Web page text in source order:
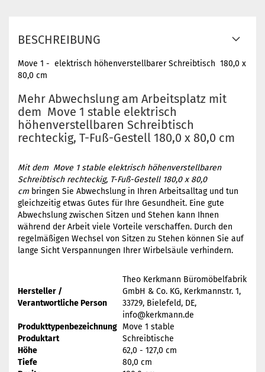
BESCHREIBUNG
Move 1 - elektrisch höhenverstellbarer Schreibtisch 180,0 x
80,0 cm
Mehr Abwechslung am Arbeitsplatz mit
dem Move 1 stable elektrisch
höhenverstellbaren Schreibtisch
rechteckig, T-Fuß-Gestell 180,0 x 80,0 cm
Mit dem Move 1 stable elektrisch höhenverstellbaren
Schreibtisch rechteckig, T-Fuß-Gestell 180,0 x 80,0
cm bringen Sie Abwechslung in Ihren Arbeitsalltag und tun
gleichzeitig etwas Gutes für Ihre Gesundheit. Eine gute
Abwechslung zwischen Sitzen und Stehen kann Ihnen
während der Arbeit viele Vorteile verschaffen. Durch den
regelmäßigen Wechsel von Sitzen zu Stehen können Sie auf
lange Sicht Verspannungen Ihrer Wirbelsäule verhindern.
Hersteller /
Verantwortliche Person
Theo Kerkmann Büromöbelfabrik
GmbH & Co. KG, Kerkmannstr. 1,
33729, Bielefeld, DE,
info@kerkmann.de
Produkttypenbezeichnung Move 1 stable
Produktart
Schreibtische
Höhe
62,0 - 127,0 cm
Tiefe
80,0 cm